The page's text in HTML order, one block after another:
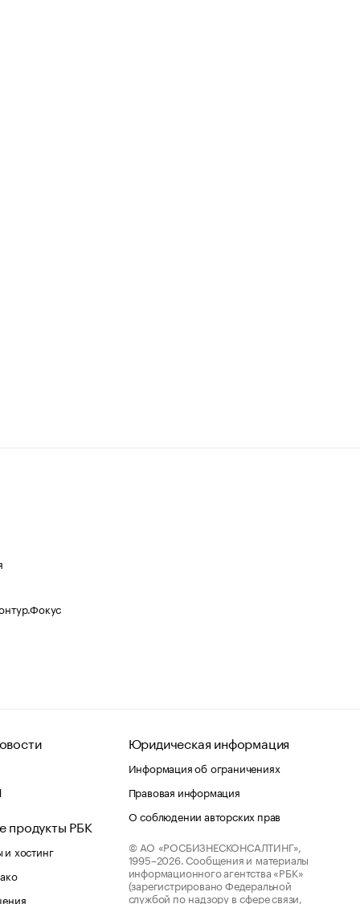
продукты РБК
хостинг
Юридическая информация
Информация об ограничениях
Правовая информация
О соблюдении авторских прав
© АО «РОСБИЗНЕСКОНСАЛТИНГ»,
1995–2026. Сообщения и материалы
информационного агентства «РБК»
(зарегистрировано Федеральной
службой по надзору в сфере связи,